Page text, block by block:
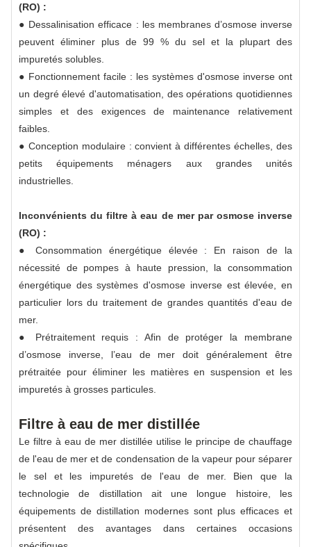
(RO) :
● Dessalinisation efficace : les membranes d’osmose inverse
peuvent éliminer plus de 99 % du sel et la plupart des
impuretés solubles.
● Fonctionnement facile : les systèmes d'osmose inverse ont
un degré élevé d'automatisation, des opérations quotidiennes
simples et des exigences de maintenance relativement
faibles.
● Conception modulaire : convient à différentes échelles, des
petits équipements ménagers aux grandes unités
industrielles.
Inconvénients du filtre à eau de mer par osmose inverse
(RO) :
● Consommation énergétique élevée : En raison de la
nécessité de pompes à haute pression, la consommation
énergétique des systèmes d'osmose inverse est élevée, en
particulier lors du traitement de grandes quantités d'eau de
mer.
● Prétraitement requis : Afin de protéger la membrane
d’osmose inverse, l’eau de mer doit généralement être
prétraitée pour éliminer les matières en suspension et les
impuretés à grosses particules.
Filtre à eau de mer distillée
Le filtre à eau de mer distillée utilise le principe de chauffage
de l'eau de mer et de condensation de la vapeur pour séparer
le sel et les impuretés de l'eau de mer. Bien que la
technologie de distillation ait une longue histoire, les
équipements de distillation modernes sont plus efficaces et
présentent des avantages dans certaines occasions